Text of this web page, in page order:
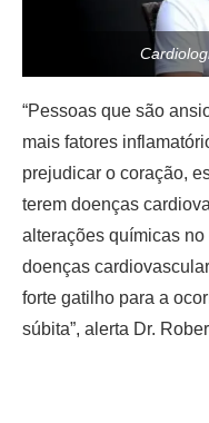
“Pessoas que são
mais fatores
prejudicar o coração,
terem doenças
alterações químicas
doenças
forte gatilho para a
súbita”, alerta Dr.